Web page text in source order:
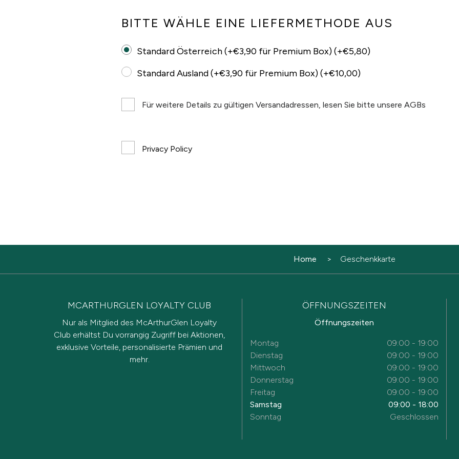
BITTE WÄHLE EINE LIEFERMETHODE AUS
Standard Österreich (+€3,90 für Premium Box) (+€5,80)
Standard Ausland (+€3,90 für Premium Box) (+€10,00)
Für weitere Details zu gültigen Versandadressen, lesen Sie bitte unsere AGBs
Privacy Policy
Home Geschenkkarte
MCARTHURGLEN LOYALTY CLUB
Nur als Mitglied des McArthurGlen Loyalty
Club erhältst Du vorrangig Zugriff bei Aktionen,
exklusive Vorteile, personalisierte Prämien und
mehr.
ÖFFNUNGSZEITEN
Öffnungszeiten
Montag
09:00 - 19:00
Dienstag
09:00 - 19:00
Mittwoch
09:00 - 19:00
Donnerstag
09:00 - 19:00
Freitag
09:00 - 19:00
Samstag
09:00 - 18:00
Sonntag
Geschlossen